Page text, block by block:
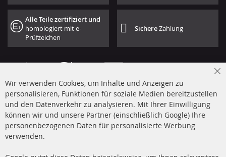
Alle Teile zertifiziert und
homologiert mit e-
Prüfzeichen
SichereZahlung
+49 (0) 4533 799 00 0
Mo-Do: 09-17 Uhr, Fr 09-16 Uhr
info@contra-automotive.de
Wir verwenden Cookies, um Inhalte und Anzeigen zu
personalisieren, Funktionen für soziale Medien bereitzustellen
und den Datenverkehr zu analysieren. Mit Ihrer Einwilligung
können wir und unsere Partner (einschließlich Google) Ihre
personenbezogenen Daten für personalisierte Werbung
verwenden.